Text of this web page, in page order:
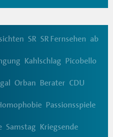
SR SR Fernsehen ab
Kahlschlag Picobello
Orban Berater CDU
Passionsspiele
Samstag Kriegsende